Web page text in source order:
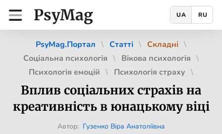
PsyMag UA RU
PsyMag.Портал Статті
Складні
Соціальна психологія
Вікова психологія
Психологія емоцій
Психологія страху
Вплив соціальних страхів на
креативність в юнацькому віці
Автор: Гузенко Віра Анатоліївна